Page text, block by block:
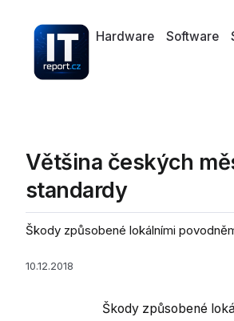
Hardware Software
Většina českých
standardy
Škody způsobené lokálními
10.12.2018
Škody způsobené